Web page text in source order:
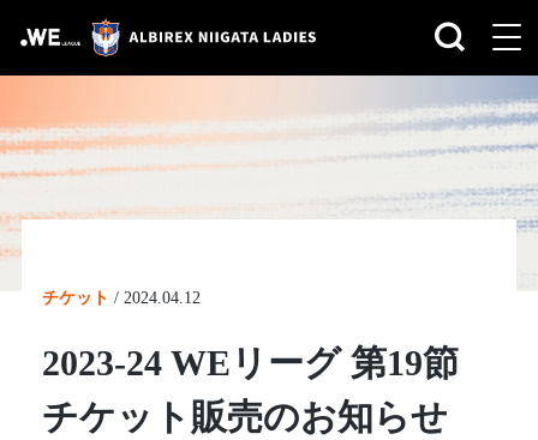
チケット / 2024.04.12
2023-24 WEリーグ 第19節
チケット販売のお知らせ